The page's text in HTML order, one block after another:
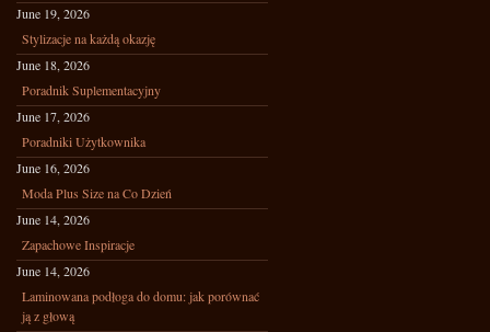
June 19, 2026
Stylizacje na każdą okazję
June 18, 2026
Poradnik Suplementacyjny
June 17, 2026
Poradniki Użytkownika
June 16, 2026
Moda Plus Size na Co Dzień
June 14, 2026
Zapachowe Inspiracje
June 14, 2026
Laminowana podłoga do domu: jak porównać
ją z głową